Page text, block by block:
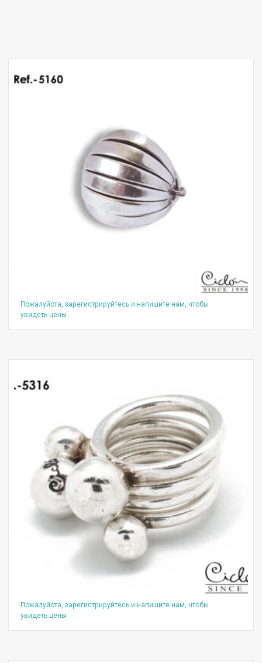
Пожалуйста, зарегистрируйтесь и напишите нам, чтобы
увидеть цены
Пожалуйста, зарегистрируйтесь и напишите нам, чтобы
увидеть цены